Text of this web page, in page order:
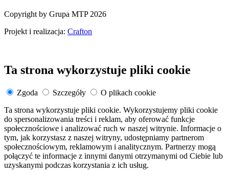
Copyright by Grupa MTP 2026
Projekt i realizacja: Crafton
Ta strona wykorzystuje pliki cookie
Zgoda Szczegóły
O plikach cookie
Ta strona wykorzystuje pliki cookie. Wykorzystujemy pliki cookie
do spersonalizowania treści i reklam, aby oferować funkcje
społecznościowe i analizować ruch w naszej witrynie. Informacje o
tym, jak korzystasz z naszej witryny, udostępniamy partnerom
społecznościowym, reklamowym i analitycznym. Partnerzy mogą
połączyć te informacje z innymi danymi otrzymanymi od Ciebie lub
uzyskanymi podczas korzystania z ich usług.